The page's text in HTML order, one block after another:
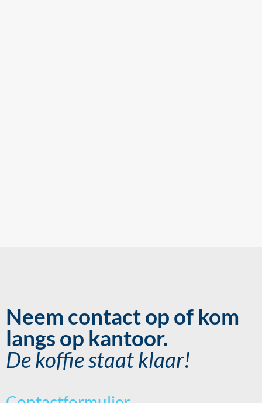
Neem contact op of kom
langs op kantoor.
De koffie staat klaar!